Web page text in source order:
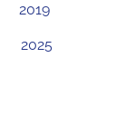
2019
2025